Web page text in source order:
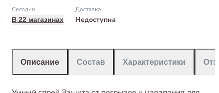
Сегодня
В 22 магазинах
Доставка
Недоступна
Описание Состав Характеристики